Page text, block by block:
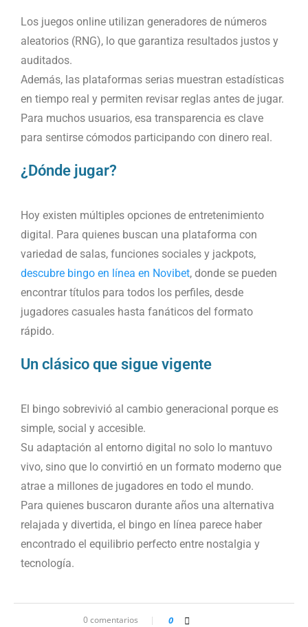
Los juegos online utilizan generadores de números
aleatorios (RNG), lo que garantiza resultados justos y
auditados.
Además, las plataformas serias muestran estadísticas
en tiempo real y permiten revisar reglas antes de jugar.
Para muchos usuarios, esa transparencia es clave
para sentirse cómodos participando con dinero real.
¿Dónde jugar?
Hoy existen múltiples opciones de entretenimiento
digital. Para quienes buscan una plataforma con
variedad de salas, funciones sociales y jackpots,
descubre bingo en línea en Novibet, donde se pueden
encontrar títulos para todos los perfiles, desde
jugadores casuales hasta fanáticos del formato
rápido.
Un clásico que sigue vigente
El bingo sobrevivió al cambio generacional porque es
simple, social y accesible.
Su adaptación al entorno digital no solo lo mantuvo
vivo, sino que lo convirtió en un formato moderno que
atrae a millones de jugadores en todo el mundo.
Para quienes buscaron durante años una alternativa
relajada y divertida, el bingo en línea parece haber
encontrado el equilibrio perfecto entre nostalgia y
tecnología.
0 comentarios 0